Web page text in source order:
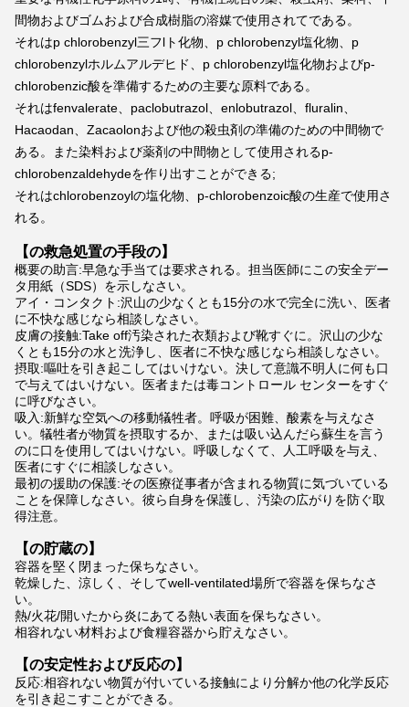
間物およびゴムおよび合成樹脂の溶媒で使用されてである。
それはp chlorobenzyl三フlト化物、p chlorobenzyl塩化物、p
chlorobenzylホルムアルデヒド、p chlorobenzyl塩化物およびp-
chlorobenzic酸を準備するための主要な原料である。
それはfenvalerate、paclobutrazol、enlobutrazol、fluralin、
Hacaodan、Zacaolonおよび他の殺虫剤の準備のための中間物で
ある。また染料および薬剤の中間物として使用されるp-
chlorobenzaldehydeを作り出すことができる;
それはchlorobenzoylの塩化物、p-chlorobenzoic酸の生産で使用さ
れる。
【の救急処置の手段の】
概要の助言:早急な手当ては要求される。担当医師にこの安全デー
タ用紙（SDS）を示しなさい。
アイ・コンタクト:沢山の少なくとも15分の水で完全に洗い、医者
に不快な感じなら相談しなさい。
皮膚の接触:Take off汚染された衣類および靴すぐに。沢山の少な
くとも15分の水と洗浄し、医者に不快な感じなら相談しなさい。
摂取:嘔吐を引き起こしてはいけない。決して意識不明人に何も口
で与えてはいけない。医者または毒コントロール センターをすぐ
に呼びなさい。
吸入:新鮮な空気への移動犠牲者。呼吸が困難、酸素を与えなさ
い。犠牲者が物質を摂取するか、または吸い込んだら蘇生を言う
のに口を使用してはいけない。呼吸しなくて、人工呼吸を与え、
医者にすぐに相談しなさい。
最初の援助の保護:その医療従事者が含まれる物質に気づいている
ことを保障しなさい。彼ら自身を保護し、汚染の広がりを防ぐ取
得注意。
【の貯蔵の】
容器を堅く閉まった保ちなさい。
乾燥した、涼しく、そしてwell-ventilated場所で容器を保ちなさ
い。
熱/火花/開いたから炎にあてる熱い表面を保ちなさい。
相容れない材料および食糧容器から貯えなさい。
【の安定性および反応の】
反応:相容れない物質が付いている接触により分解か他の化学反応
を引き起こすことができる。